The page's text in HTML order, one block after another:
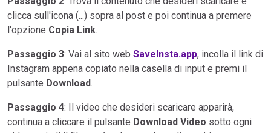
clicca sull'icona (...) sopra al post e poi continua a premere
l'opzione Copia Link.
Passaggio 3: Vai al sito web SaveInsta.app, incolla il link di
Instagram appena copiato nella casella di input e premi il
pulsante Download.
Passaggio 4: Il video che desideri scaricare apparirà,
continua a cliccare il pulsante Download Video sotto ogni